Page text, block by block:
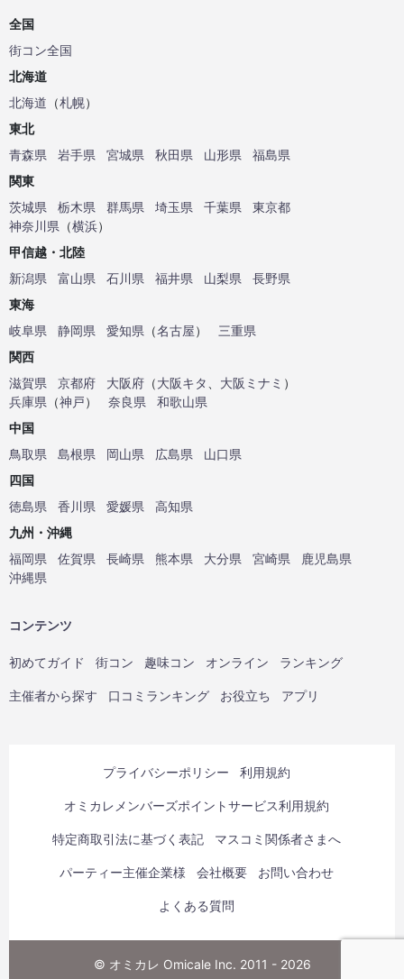
全国
街コン全国
北海道
北海道 （札幌）
東北
青森県
岩手県 宮城県 秋田県 山形県
福島県
関東
茨城県
栃木県 群馬県 埼玉県 千葉県
東京都
神奈川県 （横浜）
甲信越・北陸
新潟県
富山県 石川県 福井県 山梨県
長野県
東海
岐阜県
静岡県 愛知県 （名古屋）
三重県
関西
滋賀県
京都府 大阪府 （大阪キタ 大阪ミナミ ）
兵庫県 （神戸） 奈良県
和歌山県
中国
鳥取県
島根県 岡山県 広島県
山口県
四国
徳島県
香川県 愛媛県
高知県
九州・沖縄
福岡県
佐賀県 長崎県 熊本県 大分県 宮崎県
鹿児島県
沖縄県
コンテンツ
初めてガイド 街コン 趣味コン オンライン ランキング
主催者から探す 口コミランキング お役立ち アプリ
プライバシーポリシー 利用規約
オミカレメンバーズポイントサービス利用規約
特定商取引法に基づく表記 マスコミ関係者さまへ
パーティー主催企業様 会社概要 お問い合わせ
よくある質問
© オミカレ Omicale Inc. 2011 - 2026